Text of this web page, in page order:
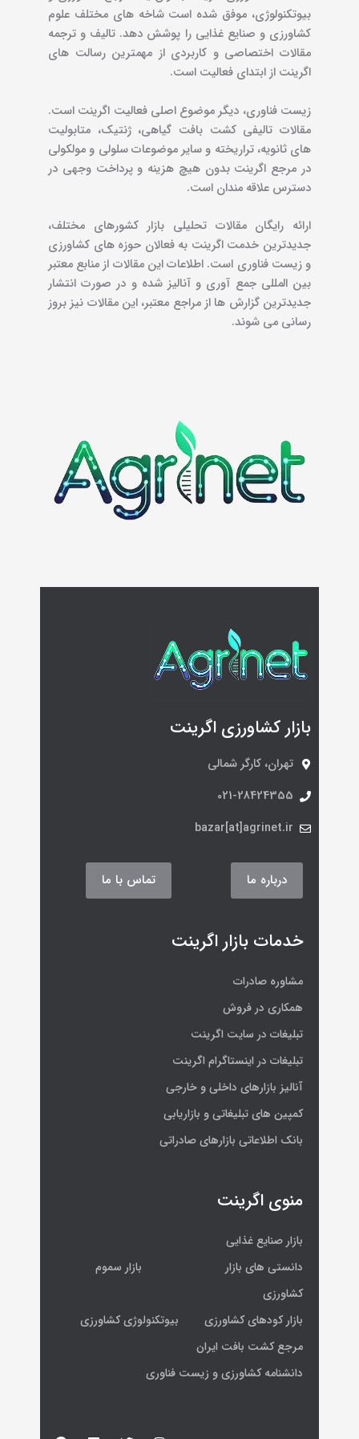
بیوتکنولوژی، موفق شده است شاخه های مختلف علوم
کشاورزی و صنایع غذایی را پوشش دهد. تالیف و ترجمه
مقالات اختصاصی و کاربردی از مهمترین رسالت های
اگرینت از ابتدای فعالیت است.
زیست فناوری، دیگر موضوع اصلی فعالیت اگرینت است.
مقالات تالیفی کشت بافت گیاهی، ژنتیک، متابولیت
های ثانویه، تراریخته و سایر موضوعات سلولی و مولکولی
در مرجع اگرینت بدون هیچ هزینه و پرداخت وجهی در
دسترس علاقه مندان است.
ارائه رایگان مقالات تحلیلی بازار کشورهای مختلف،
جدیدترین خدمت اگرینت به فعالان حوزه های کشاورزی
و زیست فناوری است. اطلاعات این مقالات از منابع معتبر
بین المللی جمع آوری و آنالیز شده و در صورت انتشار
جدیدترین گزارش ها از مراجع معتبر، این مقالات نیز بروز
رسانی می شوند.
بازار کشاورزی اگرینت
تهران، کارگر شمالی
021-28424355
bazar[at]agrinet.ir
درباره ما تماس با ما
خدمات بازار اگرینت
مشاوره صادرات
همکاری در فروش
تبلیغات در سایت اگرینت
تبلیغات در اینستاگرام اگرینت
آنالیز بازارهای داخلی و خارجی
کمپین های تبلیغاتی و بازاریابی
بانک اطلاعاتی بازارهای صادراتی
منوی اگرینت
بازار صنایع غذایی
دانستی های بازار بازار سموم
کشاورزی
بازار کودهای کشاورزی بیوتکنولوژی کشاورزی
مرجع کشت بافت ایران
دانشنامه کشاورزی و زیست فناوری